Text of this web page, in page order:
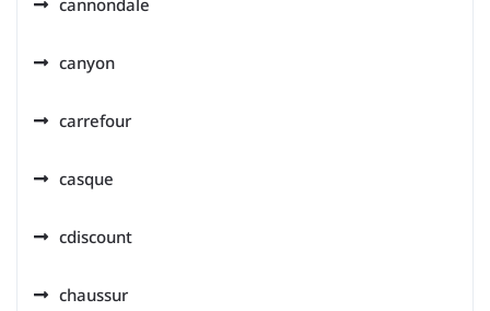
canyon
carrefour
casque
cdiscount
chaussur